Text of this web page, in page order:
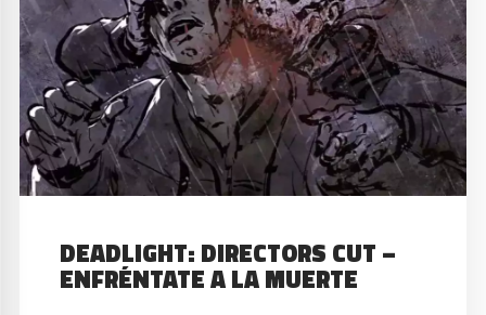
DEADLIGHT: DIRECTORS CUT –
ENFRÉNTATE A LA MUERTE